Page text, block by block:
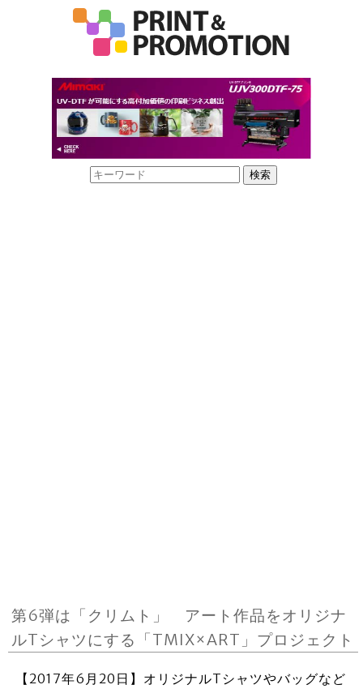
第6弾は「クリムト」 アート作品をオリジナ
ルTシャツにする「TMIX×ART」プロジェクト
【2017年6月20日】オリジナルTシャツやバッグなど